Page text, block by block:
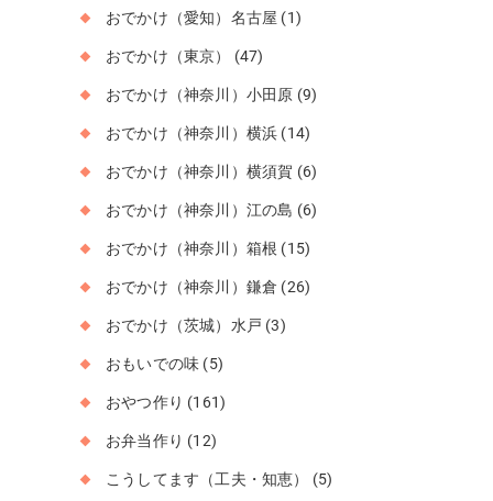
おでかけ（愛知）名古屋 (1)
おでかけ（東京） (47)
おでかけ（神奈川）小田原 (9)
おでかけ（神奈川）横浜 (14)
おでかけ（神奈川）横須賀 (6)
おでかけ（神奈川）江の島 (6)
おでかけ（神奈川）箱根 (15)
おでかけ（神奈川）鎌倉 (26)
おでかけ（茨城）水戸 (3)
おもいでの味 (5)
おやつ作り (161)
お弁当作り (12)
こうしてます（工夫・知恵） (5)